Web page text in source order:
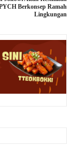
Berkonsep Ramah
Lingkungan